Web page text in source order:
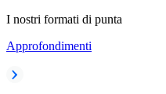
I nostri formati di punta
Approfondimenti